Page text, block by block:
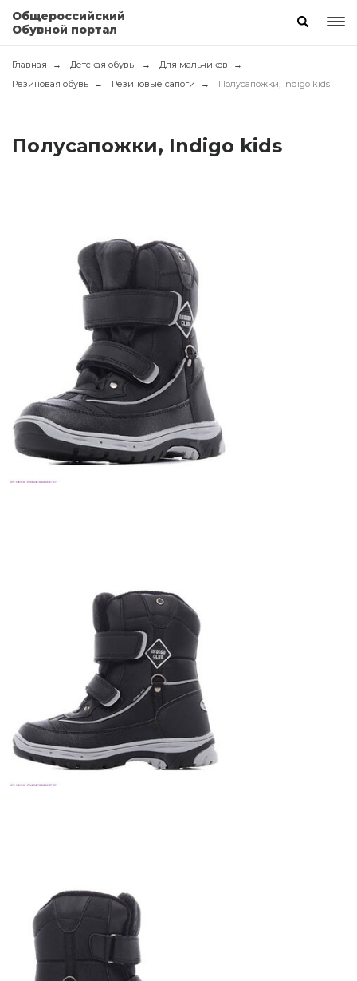
Общероссийский
Обувной портал
Главная Детская обувь
Для мальчиков
Резиновая обувь
Резиновые сапоги Полусапожки, Indigo kids
Полусапожки, Indigo kids